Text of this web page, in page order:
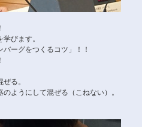
びます。
ーグをつくるコツ」！！
る。
ようにして混ぜる（こねない）。